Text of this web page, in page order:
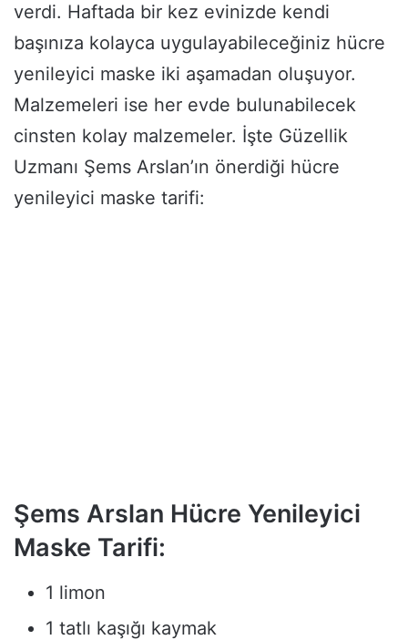
verdi. Haftada bir kez evinizde kendi
başınıza kolayca uygulayabileceğiniz hücre
yenileyici maske iki aşamadan oluşuyor.
Malzemeleri ise her evde bulunabilecek
cinsten kolay malzemeler. İşte Güzellik
Uzmanı Şems Arslan’ın önerdiği hücre
yenileyici maske tarifi:
Şems Arslan Hücre Yenileyici
Maske Tarifi:
1 limon
1 tatlı kaşığı kaymak